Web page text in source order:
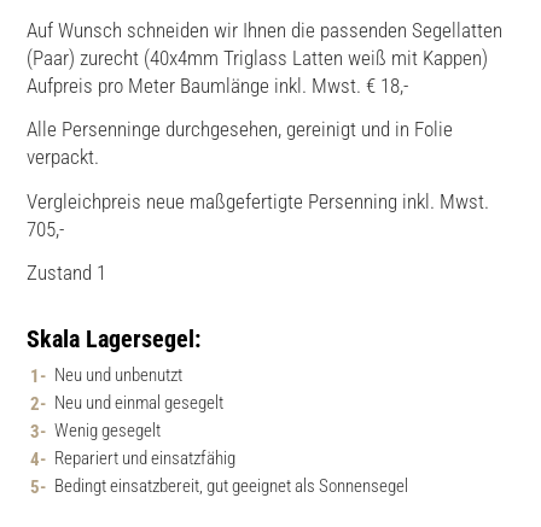
Auf Wunsch schneiden wir Ihnen die passenden Segellatten
(Paar) zurecht (40x4mm Triglass Latten weiß mit Kappen)
Aufpreis pro Meter Baumlänge inkl. Mwst. € 18,-
Alle Persenninge durchgesehen, gereinigt und in Folie
verpackt.
Vergleichpreis neue maßgefertigte Persenning inkl. Mwst.
705,-
Zustand 1
Skala Lagersegel:
Neu und unbenutzt
Neu und einmal gesegelt
Wenig gesegelt
Repariert und einsatzfähig
Bedingt einsatzbereit, gut geeignet als Sonnensegel